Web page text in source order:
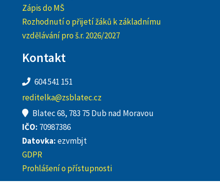
Zápis do MŠ
Rozhodnutí o přijetí žáků k základnímu
vzdělávání pro š.r. 2026/2027
Kontakt
604 541 151
reditelka@zsblatec.cz
Blatec 68, 783 75 Dub nad Moravou
IČO: 70987386
Datovka:ezvmbjt
GDPR
Prohlášení o přístupnosti